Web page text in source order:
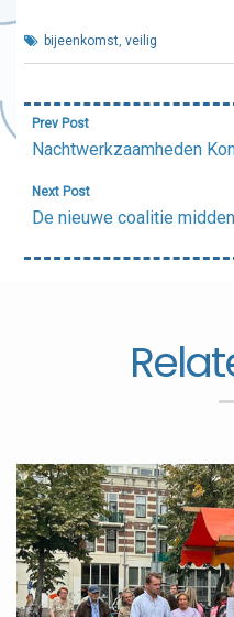
bijeenkomst, veilig
Bericht
navigatie
Prev Post
Nachtwerkzaamheden
Next Post
De nieuwe coalitie